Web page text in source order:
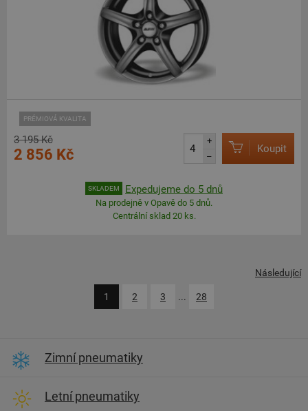
PRÉMIOVÁ KVALITA
3 195 Kč
2 856 Kč
+
–
Koupit
SKLADEM Expedujeme do 5 dnů
Na prodejně v Opavě do 5 dnů.
Centrální sklad 20 ks.
1 2 3 ... 28
Následující
Zimní pneumatiky
Letní pneumatiky